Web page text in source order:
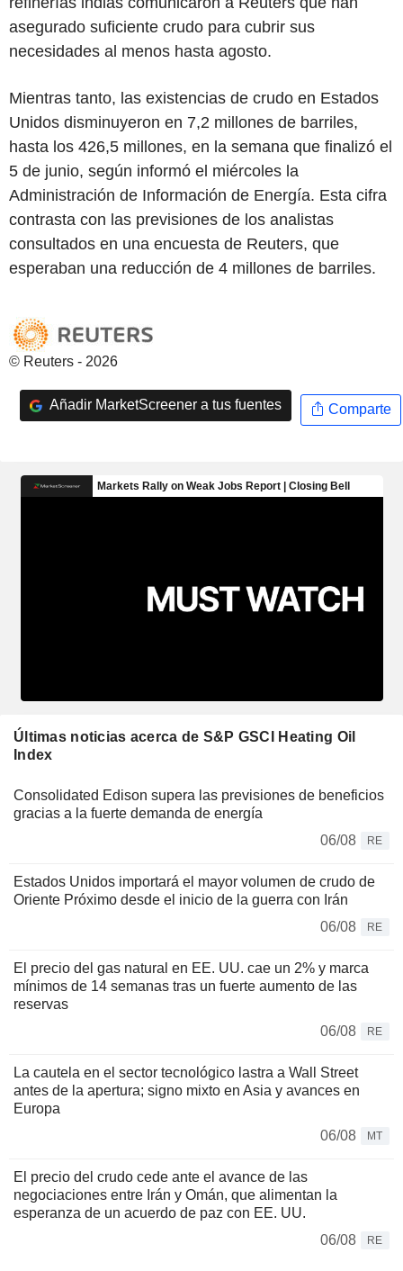
asegurado suficiente crudo para cubrir sus
necesidades al menos hasta agosto.
Mientras tanto, las existencias de crudo en Estados
Unidos disminuyeron en 7,2 millones de barriles,
hasta los 426,5 millones, en la semana que finalizó el
5 de junio, según informó el miércoles la
Administración de Información de Energía. Esta cifra
contrasta con las previsiones de los analistas
consultados en una encuesta de Reuters, que
esperaban una reducción de 4 millones de barriles.
© Reuters - 2026
Añadir MarketScreener a tus fuentes Comparte
Últimas noticias acerca de S&P GSCI Heating Oil
Index
Consolidated Edison supera las previsiones de beneficios
gracias a la fuerte demanda de energía
06/08
RE
Estados Unidos importará el mayor volumen de crudo de
Oriente Próximo desde el inicio de la guerra con Irán
06/08
RE
El precio del gas natural en EE. UU. cae un 2% y marca
mínimos de 14 semanas tras un fuerte aumento de las
reservas
06/08
RE
La cautela en el sector tecnológico lastra a Wall Street
antes de la apertura; signo mixto en Asia y avances en
Europa
06/08
MT
El precio del crudo cede ante el avance de las
negociaciones entre Irán y Omán, que alimentan la
esperanza de un acuerdo de paz con EE. UU.
06/08
RE